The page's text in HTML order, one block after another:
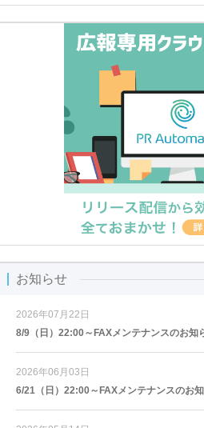
お知らせ
2026年07月22日
8/9（日）22:00～FAXメンテナンスのお知
2026年06月03日
6/21（日）22:00～FAXメンテナンスのお